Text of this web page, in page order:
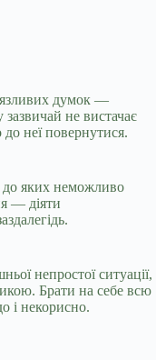
думок —
не вистачає
неї повернутися.
до яких неможливо
— діяти
непростої ситуації,
Брати на себе всю
і некорисно.